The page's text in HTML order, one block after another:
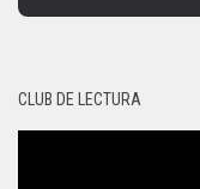
CLUB DE LECTURA